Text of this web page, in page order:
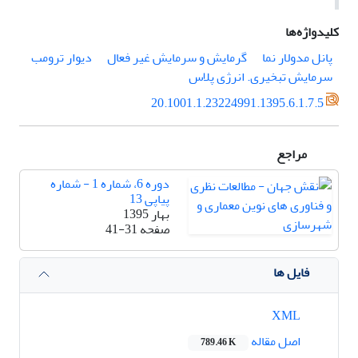
کلیدواژه‌ها
پانل مدولار نما
گرمایش و سرمایش غیر فعال
دیوار ترومب
سرمایش تبخیری. انرژی پلاس
20.1001.1.23224991.1395.6.1.7.5
مراجع
دوره 6، شماره 1 - شماره
پیاپی 13
بهار 1395
صفحه41-31
فایل ها
اصل مقاله
789.46 K